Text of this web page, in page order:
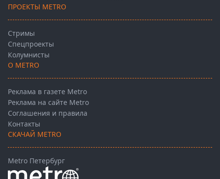
ПРОЕКТЫ METRO
Стримы
Спецпроекты
Колумнисты
О METRO
Реклама в газете Metro
Реклама на сайте Metro
Соглашения и правила
Контакты
СКАЧАЙ METRO
Metro Петербург